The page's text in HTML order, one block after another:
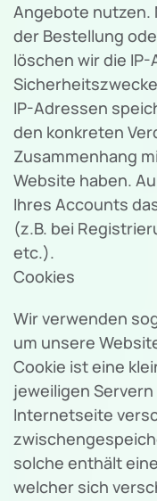
Angebote nutzen.
der Bestellung
löschen wir die
IP-Adressen
den konkreten
Zusammenhang
Website haben.
Ihres Accounts
(z.B. bei
etc.).
Cookies
Wir verwenden
um unsere
Cookie ist eine
jeweiligen
Internetseite
solche enthält
welcher sich